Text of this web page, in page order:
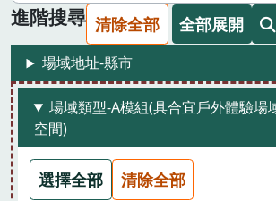
進階搜尋 清除全部 全部展開
場域地址-縣市
場域類型-A模組(具合宜戶外體驗場
空間)
選擇全部 清除全部